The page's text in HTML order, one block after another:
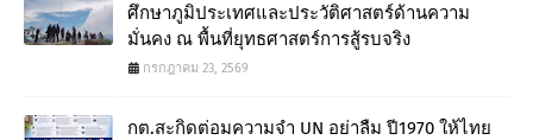
ศึกษาภูมิประเทศและประวัติศาสตร์ด้านความ
มั่นคง ณ พื้นที่ยุทธศาสตร์การสู้รบจริง
กรกฎาคม 23, 2569
กต.สะกิดต่อมความจำ UN อย่าลืม ปี1970 ให้ไทย